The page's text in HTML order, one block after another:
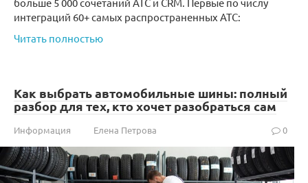
интеграций 60+ самых распространенных АТС:
Читать полностью
Как выбрать автомобильные шины: полный
разбор для тех, кто хочет разобраться сам
Информация Елена Петрова 0